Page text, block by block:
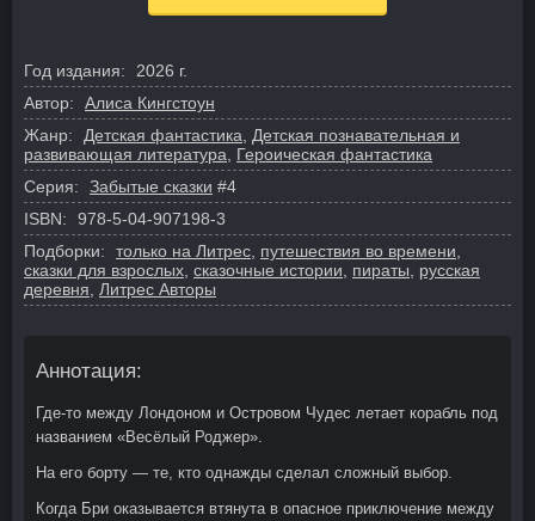
Год издания:
2026 г.
Автор:
Алиса Кингстоун
Жанр:
Детская фантастика
Детская познавательная и
развивающая литература
Героическая фантастика
Серия:
Забытые сказки #4
ISBN:
978-5-04-907198-3
Подборки:
только на Литрес путешествия во времени
сказки для взрослых сказочные истории пираты
русская
деревня
Литрес Авторы
Аннотация:
Где-то между Лондоном и Островом Чудес летает корабль под
названием «Весёлый Роджер».
На его борту — те, кто однажды сделал сложный выбор.
Когда Бри оказывается втянута в опасное приключение между